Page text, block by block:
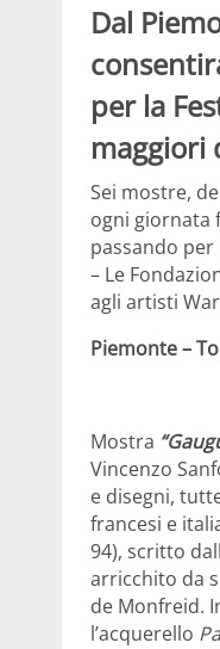
Dal
per la
maggiori
Sei mostre,
ogni giornata
passando per
– Le
agli artisti
Piemonte –
Mostra
Vincenzo
e disegni,
francesi e
94), scritto
arricchito da
de Monfreid.
l’acquerello